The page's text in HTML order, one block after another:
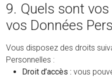
9. Quels sont
vos Données
Vous disposez des droits
Personnelles :
Droit d’accès : vous